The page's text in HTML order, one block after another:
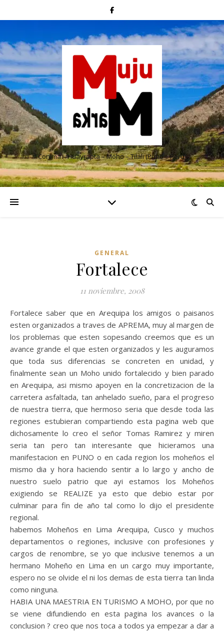
Conima – Huayrapta – Moho – Tilali (Puno – Perú)
GENERAL
Fortalece
11 noviembre, 2008
Fortalece saber que en Arequipa los amigos o paisanos
esten organizados a traves de APREMA, muy al margen de
los problemas que esten sopesando creemos que es un
avance grande el que esten organizados y les auguramos
que toda sus diferencias se concreten en unidad, y
finalmente sean un Moho unido fortalecido y bien parado
en Arequipa, asi mismo apoyen en la concretizacion de la
carretera asfaltada, tan anhelado sueño, para el progreso
de nuestra tierra, que hermoso seria que desde toda las
regiones estubieran compartiendo esta pagina web que
dichosamente lo creo el señor Tomas Ramirez y miren
seria tan pero tan interesante que hicieramos una
manifestacion en PUNO o en cada region los moheños el
mismo dia y hora haciendo sentir a lo largo y ancho de
nuestro suelo patrio que ayi estamos los Moheños
exigiendo se REALIZE ya esto que debio estar por
culminar para fin de año tal como lo dijo el presidente
regional.
habemos Moheños en Lima Arequipa, Cusco y muchos
departamentos o regiones, inclusive con profesiones y
cargos de renombre, se yo que inclusive tenemos a un
hermano Moheño en Lima en un cargo muy importante,
espero no se olvide el ni los demas de esta tierra tan linda
como ninguna.
HABIA UNA MAESTRIA EN TURISMO A MOHO, por que no
se viene difundiendo en esta pagina los avances o la
conclusion ? creo que nos toca a todos ya empezar a dar a